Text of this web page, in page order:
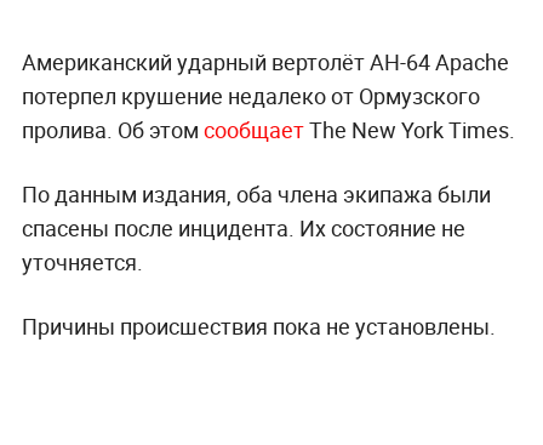
Американский ударный вертолёт AH-64 Apache
потерпел крушение недалеко от Ормузского
пролива. Об этом сообщаетThe New York Times.
По данным издания, оба члена экипажа были
спасены после инцидента. Их состояние не
уточняется.
Причины происшествия пока не установлены.